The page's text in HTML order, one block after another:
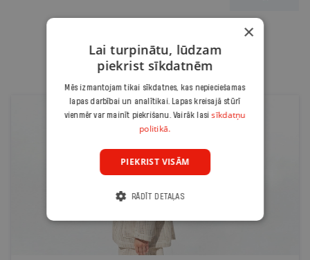
×
Lai turpinātu, lūdzam
piekrist sīkdatnēm
Mēs izmantojam tikai sīkdatnes, kas nepieciešamas
lapas darbībai un analītikai. Lapas kreisajā stūrī
vienmēr var mainīt piekrišanu. Vairāk lasisīkdatņu
politikā.
PIEKRIST VISĀM
RĀDĪT DETAĻAS